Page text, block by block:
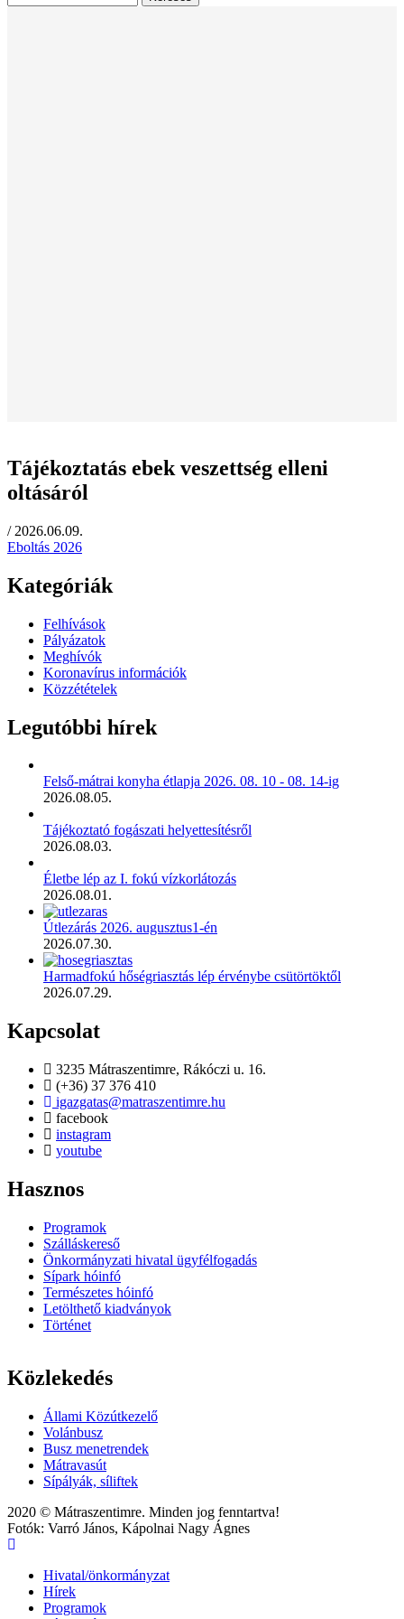
Tájékoztatás ebek veszettség elleni
oltásáról
/ 2026.06.09.
Eboltás 2026
Kategóriák
Felhívások
Pályázatok
Meghívók
Koronavírus információk
Közzétételek
Legutóbbi hírek
Felső-mátrai konyha étlapja 2026. 08. 10 - 08. 14-ig
2026.08.05.
Tájékoztató fogászati helyettesítésről
2026.08.03.
Életbe lép az I. fokú vízkorlátozás
2026.08.01.
Útlezárás 2026. augusztus1-én
2026.07.30.
Harmadfokú hőségriasztás lép érvénybe csütörtöktől
2026.07.29.
Kapcsolat
3235 Mátraszentimre, Rákóczi u. 16.
(+36) 37 376 410
igazgatas@matraszentimre.hu
facebook
instagram
youtube
Hasznos
Programok
Szálláskereső
Önkormányzati hivatal ügyfélfogadás
Sípark hóinfó
Természetes hóinfó
Letölthető kiadványok
Történet
Közlekedés
Állami Közútkezelő
Volánbusz
Busz menetrendek
Mátravasút
Sípályák, síliftek
2020 © Mátraszentimre. Minden jog fenntartva!
Fotók: Varró János, Kápolnai Nagy Ágnes
Main
Hivatal/önkormányzat
Hírek
Programok